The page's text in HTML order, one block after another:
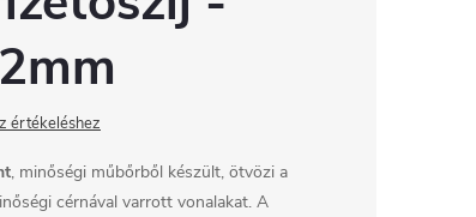
értékeléshez
, minőségi műbőrből készült, ötvözi a
cérnával varrott vonalakat. A